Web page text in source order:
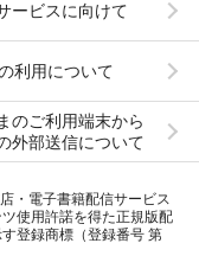
ービスに向けて
利用について
のご利用端末から
外部送信について
・電子書籍配信サービス
使用許諾を得た正規版配
登録商標（登録番号 第